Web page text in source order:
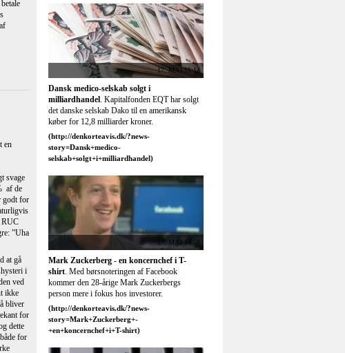
bliver
for
dette
for
er
har to
er
i
af
men
af det
til, at
to
Tre fængslet for Horsens-skyderi
fået tre mænd varetægtsfængslet efter et skyderi
i Tordenskjoldsgade i Horsens fredag aften.
Cameron advarer om risiko for euro-
kollaps. Britisk premierminister taler med store
bogstaver, inden EU-ledere holder
videokonference op til G8-topmøde.